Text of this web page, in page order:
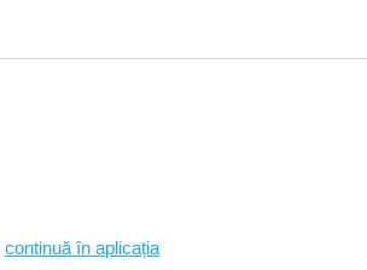
continuă în aplicația